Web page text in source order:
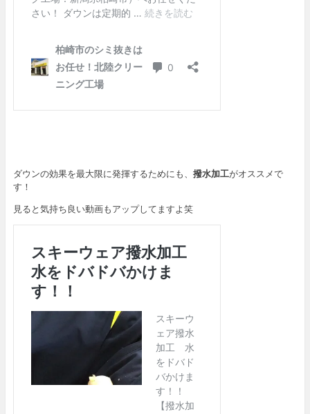
ダウンの効果を最大限に発揮するためにも、 撥水加工がオススメで
す！
見ると気持ち良い動画もアップしてますよ笑